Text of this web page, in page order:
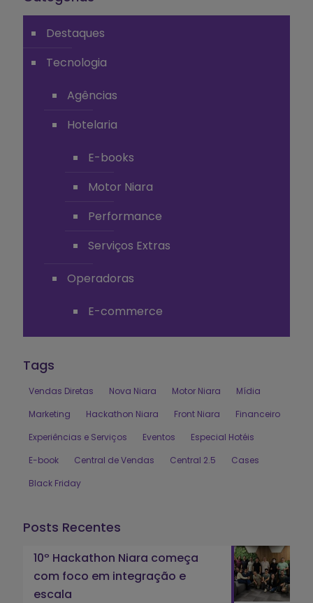
Destaques
Tecnologia
Agências
Hotelaria
E-books
Motor Niara
Performance
Serviços Extras
Operadoras
E-commerce
Tags
Vendas Diretas Nova Niara Motor Niara
Mídia
Marketing
Hackathon Niara Front Niara
Financeiro
Experiências e Serviços
Eventos
Especial Hotéis
E-book
Central de Vendas Central 2.5
Cases
Black Friday
Posts Recentes
10º Hackathon Niara começa
com foco em integração e
escala